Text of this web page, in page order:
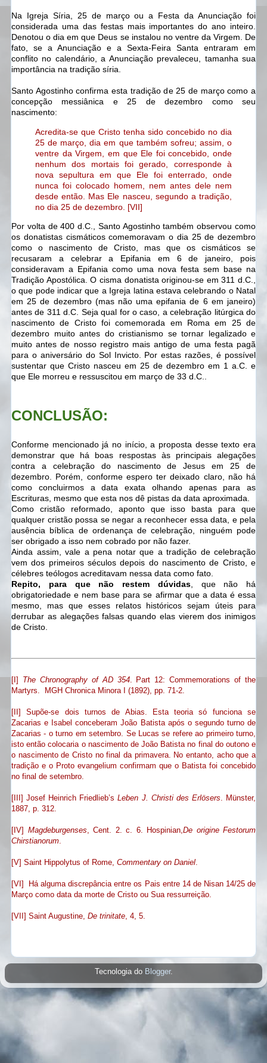
Na Igreja Síria, 25 de março ou a Festa da Anunciação foi
considerada uma das festas mais importantes do ano inteiro.
Denotou o dia em que Deus se instalou no ventre da Virgem. De
fato, se a Anunciação e a Sexta-Feira Santa entraram em
conflito no calendário, a Anunciação prevaleceu, tamanha sua
importância na tradição síria.
Santo Agostinho confirma esta tradição de 25 de março como a
concepção messiânica e 25 de dezembro como seu
nascimento:
Acredita-se que Cristo tenha sido concebido no dia
25 de março, dia em que também sofreu; assim, o
ventre da Virgem, em que Ele foi concebido, onde
nenhum dos mortais foi gerado, corresponde à
nova sepultura em que Ele foi enterrado, onde
nunca foi colocado homem, nem antes dele nem
desde então. Mas Ele nasceu, segundo a tradição,
no dia 25 de dezembro. [VII]
Por volta de 400 d.C., Santo Agostinho também observou como
os donatistas cismáticos comemoravam o dia 25 de dezembro
como o nascimento de Cristo, mas que os cismáticos se
recusaram a celebrar a Epifania em 6 de janeiro, pois
consideravam a Epifania como uma nova festa sem base na
Tradição Apostólica. O cisma donatista originou-se em 311 d.C.,
o que pode indicar que a Igreja latina estava celebrando o Natal
em 25 de dezembro (mas não uma epifania de 6 em janeiro)
antes de 311 d.C. Seja qual for o caso, a celebração litúrgica do
nascimento de Cristo foi comemorada em Roma em 25 de
dezembro muito antes do cristianismo se tornar legalizado e
muito antes de nosso registro mais antigo de uma festa pagã
para o aniversário do Sol Invicto. Por estas razões, é possível
sustentar que Cristo nasceu em 25 de dezembro em 1 a.C. e
que Ele morreu e ressuscitou em março de 33 d.C..
CONCLUSÃO:
Conforme mencionado já no início, a proposta desse texto era
demonstrar que há boas respostas às principais alegações
contra a celebração do nascimento de Jesus em 25 de
dezembro. Porém, conforme espero ter deixado claro, não há
como concluirmos a data exata olhando apenas para as
Escrituras, mesmo que esta nos dê pistas da data aproximada.
Como cristão reformado, aponto que isso basta para que
qualquer cristão possa se negar a reconhecer essa data, e pela
ausência bíblica de ordenança de celebração, ninguém pode
ser obrigado a isso nem cobrado por não fazer.
Ainda assim, vale a pena notar que a tradição de celebração
vem dos primeiros séculos depois do nascimento de Cristo, e
célebres teólogos acreditavam nessa data como fato.
Repito, para que não restem dúvidas, que não há
obrigatoriedade e nem base para se afirmar que a data é essa
mesmo, mas que esses relatos históricos sejam úteis para
derrubar as alegações falsas quando elas vierem dos inimigos
de Cristo.
[I] The Chronography of AD 354. Part 12: Commemorations of the
Martyrs. MGH Chronica Minora I (1892), pp. 71-2.
[II] Supõe-se dois turnos de Abias. Esta teoria só funciona se
Zacarias e Isabel conceberam João Batista após o segundo turno de
Zacarias - o turno em setembro. Se Lucas se refere ao primeiro turno,
isto então colocaria o nascimento de João Batista no final do outono e
o nascimento de Cristo no final da primavera. No entanto, acho que a
tradição e o Proto evangelium confirmam que o Batista foi concebido
no final de setembro.
[III] Josef Heinrich Friedlieb’sLeben J. Christi des Erlösers. Münster,
1887, p. 312.
[IV] Magdeburgenses, Cent. 2. c. 6. Hospinian,De origine Festorum
Chirstianorum.
[V] Saint Hippolytus of Rome, Commentary on Daniel.
[VI] Há alguma discrepância entre os Pais entre 14 de Nisan 14/25 de
Março como data da morte de Cristo ou Sua ressurreição.
[VII] Saint Augustine, De trinitate, 4, 5.
Tecnologia do Blogger.